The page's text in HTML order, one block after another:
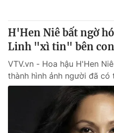
® Cấm sao chép dưới mọi hình
thuận bằng văn bản. Ghi rõ
thông tin từ website này.
H'Hen Niê bất ngờ
Linh "xì tin" bên
VTV.vn - Hoa hậu H'Hen
thành hình ảnh người đã có